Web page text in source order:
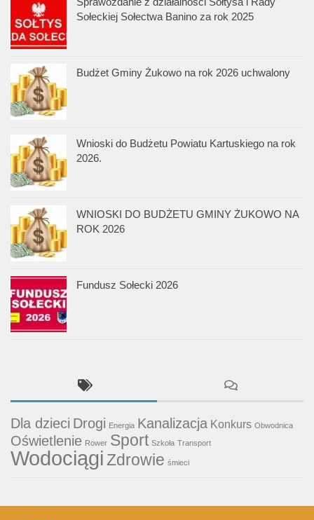
Sołeckiej Sołectwa Banino za rok 2025
Budżet Gminy Żukowo na rok 2026 uchwalony
Wnioski do Budżetu Powiatu Kartuskiego na rok
2026.
WNIOSKI DO BUDŻETU GMINY ŻUKOWO NA
ROK 2026
Fundusz Sołecki 2026
Dla dzieci Drogi Energia Kanalizacja Konkurs Obwodnica
Oświetlenie Rower Sport Szkoła Transport
WodociągiZdrowie śmieci